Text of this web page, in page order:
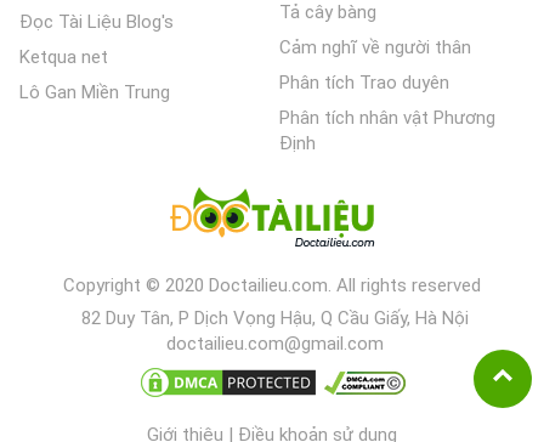
Đọc Tài Liệu Blog's
Ketqua net
Lô Gan Miền Trung
Tả cây bàng
Cảm nghĩ về người thân
Phân tích Trao duyên
Phân tích nhân vật Phương
Định
Copyright © 2020 Doctailieu.com. All rights reserved
82 Duy Tân, P Dịch Vọng Hậu, Q Cầu Giấy, Hà Nội
doctailieu.com@gmail.com
Giới thiệu | Điều khoản sử dụng